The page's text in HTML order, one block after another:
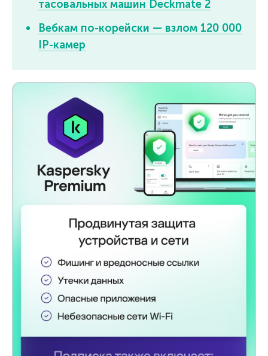
тасовальных машин Deckmate 2
Вебкам по-корейски — взлом 120 000
IP-камер